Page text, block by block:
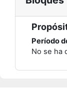
Período
No se ha